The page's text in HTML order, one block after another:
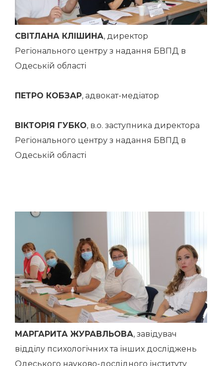
СВІТЛАНА КЛІШИНА, директор
Регіонального центру з надання БВПД в
Одеській області
ПЕТРО КОБЗАР, адвокат-медіатор
ВІКТОРІЯ ГУБКО, в.о. заступника директора
Регіонального центру з надання БВПД в
Одеській області
МАРГАРИТА ЖУРАВЛЬОВА, завідувач
відділу психологічних та інших досліджень
Одеського науково-дослідного інституту